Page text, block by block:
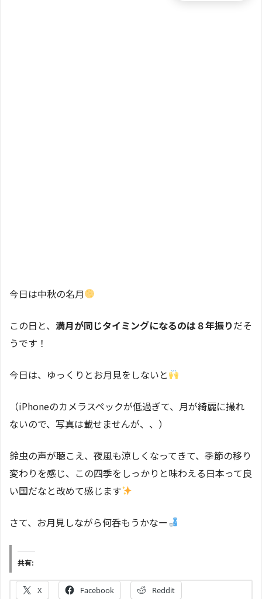
今日は中秋の名月
この日と、 満月が同じタイミングになるのは８年振りだそ
うです！
今日は、ゆっくりとお月見をしないと
（iPhoneのカメラスペックが低過ぎて、月が綺麗に撮れ
ないので、写真は載せませんが、、）
鈴虫の声が聴こえ、夜風も涼しくなってきて、季節の移り
変わりを感じ、この四季をしっかりと味わえる日本って良
い国だなと改めて感じます
さて、お月見しながら何呑もうかなー
共有:
X Facebook Reddit